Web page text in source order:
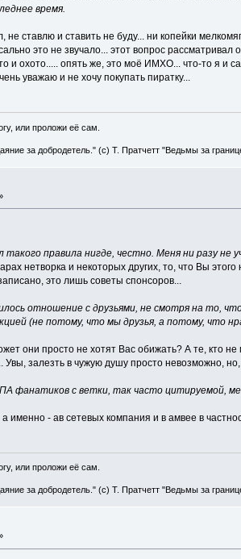
время.
не ставлю и ставить не буду... ни копейки
это не звучало... этот вопрос
охото..... опять же, это моё ИМХО... что-то я и
уважаю и не хочу покупать пиратку...
или проложи её сам.
за добродетель." (с) Т. Пратчетт "Ведьмы за
правила нигде, честно. Меня ни разу не
нетворка и некоторых других, то, что Вы
это лишь советы спонсоров...
отношение с друзьями, не смотря на то,
(не потому, что мы друзья, а потому, что
они просто не хотят Вас обижать? А те, кто не
Увы, залезть в чужую душу просто невозможно,
фанатиков с ветки, так часто цитируемой,
именно - ав сетевых компания и в амвее в
или проложи её сам.
за добродетель." (с) Т. Пратчетт "Ведьмы за